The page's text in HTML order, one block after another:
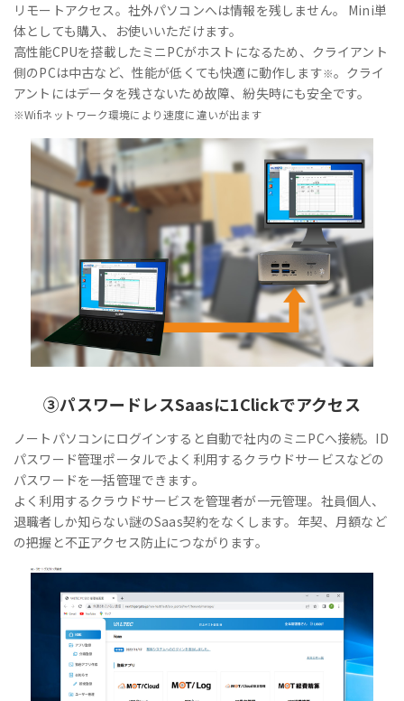
リモートアクセス。社外パソコンへは情報を残しません。 Mini単
体としても購入、お使いいただけます。
高性能CPUを搭載したミニPCがホストになるため、クライアント
側のPCは中古など、性能が低くても快適に動作します※。クライ
アントにはデータを残さないため故障、紛失時にも安全です。
※Wifiネットワーク環境により速度に違いが出ます
③パスワードレスSaasに1Clickでアクセス
ノートパソコンにログインすると自動で社内のミニPCへ接続。ID
パスワード管理ポータルでよく利用するクラウドサービスなどの
パスワードを一括管理できます。
よく利用するクラウドサービスを管理者が一元管理。社員個人、
退職者しか知らない謎のSaas契約をなくします。年契、月額など
の把握と不正アクセス防止につながります。